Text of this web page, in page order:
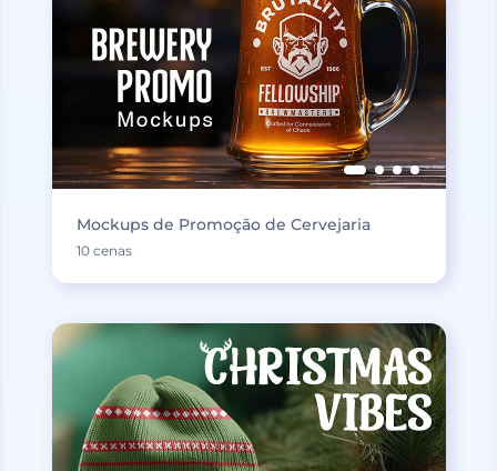
Mockups de Promoção de Cervejaria
10 cenas